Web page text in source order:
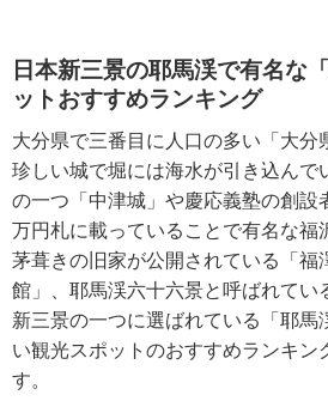
日本新三景の耶馬渓で有名な
ットおすすめランキング
大分県で三番目に人口の多い「大分
珍しい城で堀には海水が引き込んで
の一つ「中津城」や慶応義塾の創設
万円札に載っていることで有名な福
茅葺きの旧家が公開されている「福
館」、耶馬渓六十六景と呼ばれてい
新三景の一つに選ばれている「耶馬
い観光スポットのおすすめランキン
す。